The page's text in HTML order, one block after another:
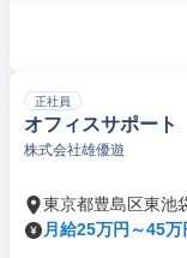
正社員
オフィスサポート
株式会社雄優遊
東京都豊島区東池
月給25万円～45万